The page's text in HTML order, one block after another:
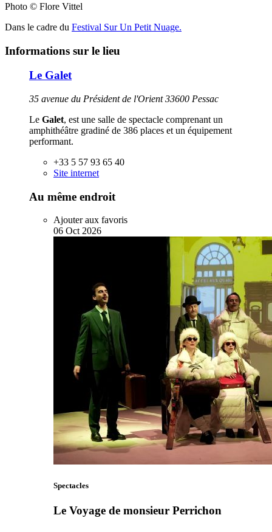
Photo © Flore Vittel
Dans le cadre du Festival Sur Un Petit Nuage.
Informations sur le lieu
Le Galet
35 avenue du Président de l'Orient 33600 Pessac
Le Galet, est une salle de spectacle comprenant un
amphithéâtre gradiné de 386 places et un équipement
performant.
+33 5 57 93 65 40
Site internet
Au même endroit
Ajouter aux favoris
06 Oct 2026
Spectacles
Le Voyage de monsieur Perrichon